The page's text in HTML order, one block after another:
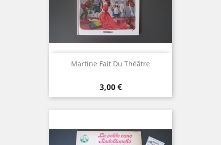
Martine Fait Du Théâtre
Prix
3,00 €